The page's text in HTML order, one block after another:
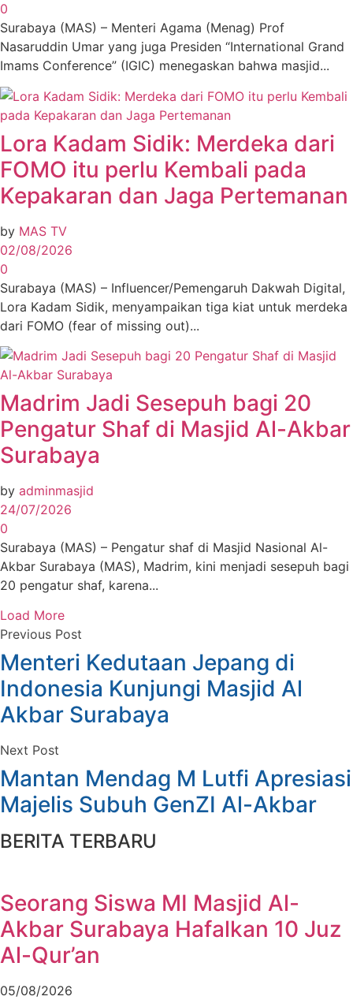
0
Surabaya (MAS) – Menteri Agama (Menag) Prof
Nasaruddin Umar yang juga Presiden “International Grand
Imams Conference” (IGIC) menegaskan bahwa masjid...
Lora Kadam Sidik: Merdeka dari
FOMO itu perlu Kembali pada
Kepakaran dan Jaga Pertemanan
by MAS TV
02/08/2026
0
Surabaya (MAS) – Influencer/Pemengaruh Dakwah Digital,
Lora Kadam Sidik, menyampaikan tiga kiat untuk merdeka
dari FOMO (fear of missing out)...
Madrim Jadi Sesepuh bagi 20
Pengatur Shaf di Masjid Al-Akbar
Surabaya
by adminmasjid
24/07/2026
0
Surabaya (MAS) – Pengatur shaf di Masjid Nasional Al-
Akbar Surabaya (MAS), Madrim, kini menjadi sesepuh bagi
20 pengatur shaf, karena...
Load More
Previous Post
Menteri Kedutaan Jepang di
Indonesia Kunjungi Masjid Al
Akbar Surabaya
Next Post
Mantan Mendag M Lutfi Apresiasi
Majelis Subuh GenZI Al-Akbar
BERITA TERBARU
Seorang Siswa MI Masjid Al-
Akbar Surabaya Hafalkan 10 Juz
Al-Qur’an
05/08/2026